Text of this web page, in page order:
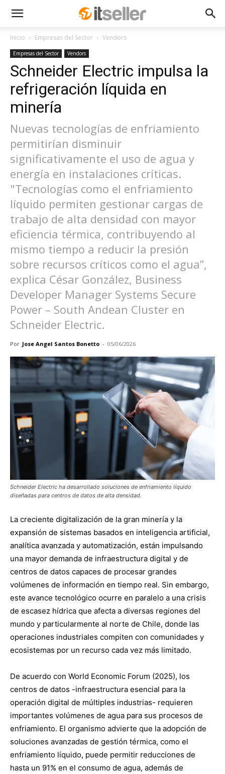
Inicio Empresas del Sector Vendors
Empresas del Sector Vendors
Schneider Electric impulsa la
refrigeración líquida en
minería
Nuevas tecnologías de enfriamiento
permitirían disminuir
significativamente el uso de agua y
energía en instalaciones críticas.
"Tecnologías como el enfriamiento
líquido permiten gestionar cargas de
trabajo de alta densidad con mayor
eficiencia térmica, contribuyendo al
mismo tiempo a reducir la presión
sobre recursos críticos como el agua”,
explica César González, Business
Developer Manager Systems Secure
Power – South Andean Cluster en
Schneider Electric.
Por Jose Angel Santos Bonetto - 05/06/2026
Schneider Electric ha desarrollado soluciones de enfriamiento líquido
diseñadas para centros de datos de alta densidad.
La creciente digitalización de la gran minería y la
expansión de sistemas basados en inteligencia artificial,
analítica avanzada y automatización, están impulsando
una mayor demanda de infraestructura digital y de
centros de datos capaces de procesar grandes
volúmenes de información en tiempo real. Sin embargo,
este avance tecnológico ocurre en paralelo a una crisis
de escasez hídrica que afecta a diversas regiones del
mundo y particularmente al norte de Chile, donde las
operaciones industriales compiten con comunidades y
ecosistemas por un recurso cada vez más limitado.
De acuerdo con World Economic Forum (2025), los
centros de datos -infraestructura esencial para la
operación digital de múltiples industrias- requieren
importantes volúmenes de agua para sus procesos de
enfriamiento. El organismo advierte que la adopción de
soluciones avanzadas de gestión térmica, como el
enfriamiento líquido, puede permitir reducciones de
hasta un 91% en el consumo de agua, además de